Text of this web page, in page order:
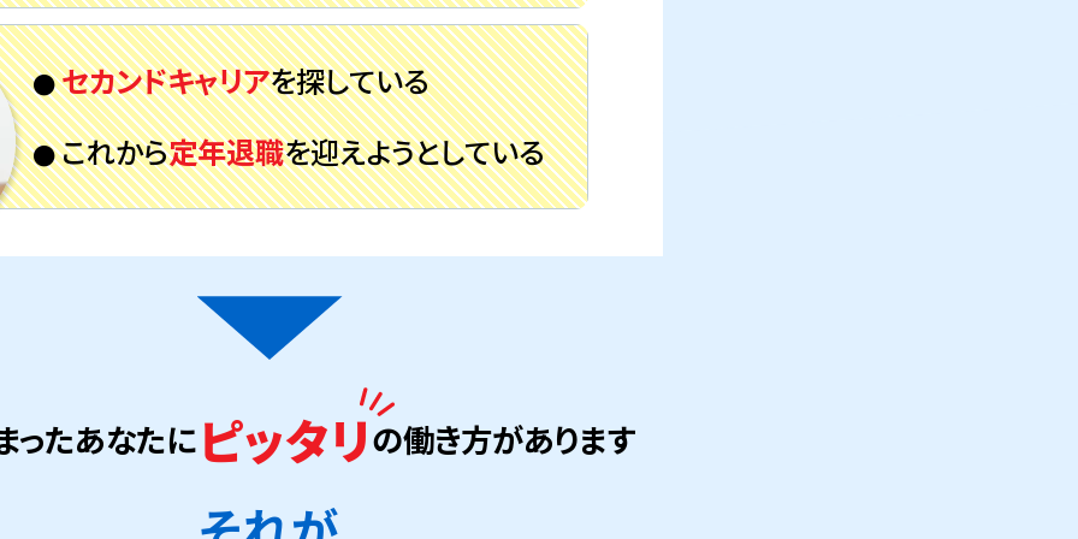
セカンドキャリアを探している
これから定年退職を迎えようとしている
ったあなたにピッタリの働き方があります